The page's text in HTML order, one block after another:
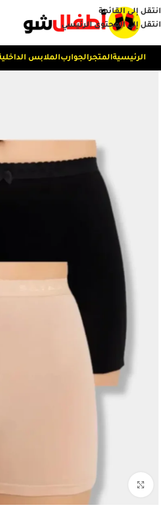
انتقل إلى القائمة
انتقل إلى المحتوى الرئيسي
الرئيسيةالمتجرالجواربالملابس
اضغط للتكبير